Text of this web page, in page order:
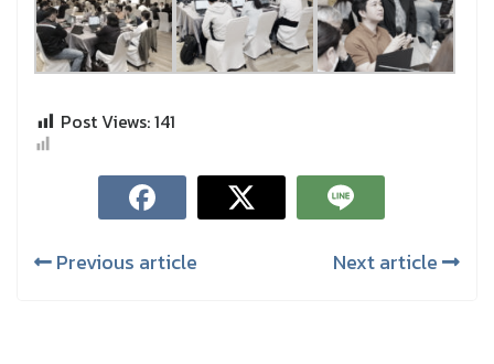
Post Views:141
Previous article Next article